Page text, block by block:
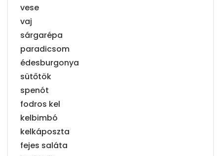
vese
vaj
sárgarépa
paradicsom
édesburgonya
sütőtök
spenót
fodros kel
kelbimbó
kelkáposzta
fejes saláta